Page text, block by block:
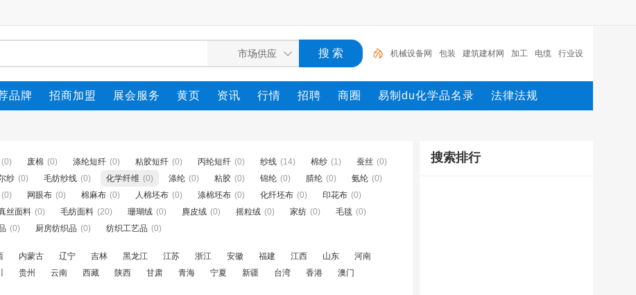
机械设备网 包装 建筑建材网 加工 电缆 行业设
备 陶瓷纤维模块 测量 环保设备 网
品牌 招商加盟 展会服务 黄页 资讯 行情 招聘 商圈 易制du化学品名录 法律法规
(0) 废棉 (0) 涤纶短纤 (0) 粘胶短纤 (0) 丙纶短纤 (0) 纱线 (14) 棉纱 (1) 蚕丝 (0)
纱 (0) 毛纺纱线 (0) 化学纤维 (0) 涤纶 (0) 粘胶 (0) 锦纶 (0) 腈纶 (0) 氨纶 (0)
(0) 网眼布 (0) 棉麻布 (0) 人棉坯布 (0) 涤棉坯布 (0) 化纤坯布 (0) 印花布 (0)
丝面料 (0) 毛纺面料 (20) 珊瑚绒 (0) 麂皮绒 (0) 摇粒绒 (0) 家纺 (0) 毛毯 (0)
(0) 厨房纺织品 (0) 纺织工艺品 (0)
内蒙古 辽宁 吉林 黑龙江 江苏 浙江 安徽 福建 江西 山东
河南
贵州 云南 西藏 陕西 甘肃 青海 宁夏 新疆 台湾 香港 澳门
搜索排行